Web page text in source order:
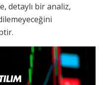
detaylı bir analiz,